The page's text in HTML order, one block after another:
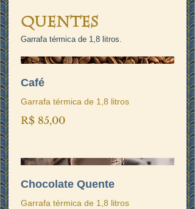
Quentes
Garrafa térmica de 1,8 litros.
Café
Garrafa térmica de 1,8 litros
R$ 85,00
Chocolate Quente
Garrafa térmica de 1,8 litros